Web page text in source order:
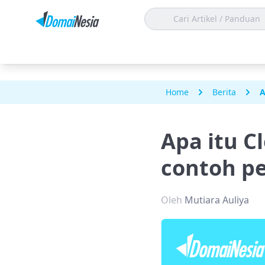
Home Berita
Apa itu
contoh
Oleh Mutiara Auliya